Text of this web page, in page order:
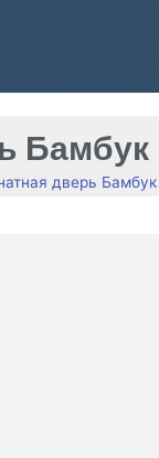
Бамбук
дверь Бамбук